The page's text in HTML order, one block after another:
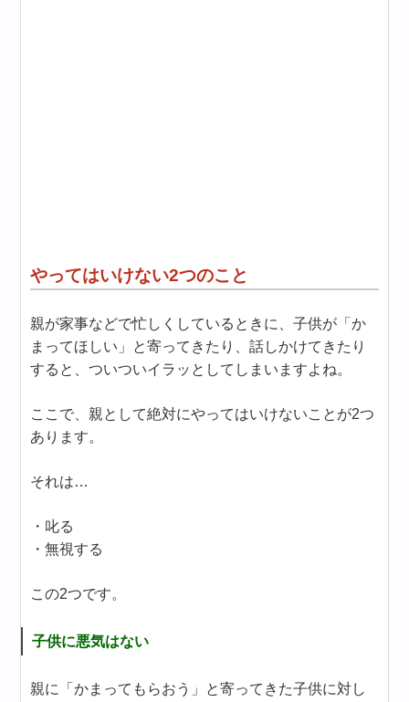
やってはいけない2つのこと
親が家事などで忙しくしているときに、子供が「か
まってほしい」と寄ってきたり、話しかけてきたり
すると、ついついイラッとしてしまいますよね。
ここで、親として絶対にやってはいけないことが2つ
あります。
それは…
・叱る
・無視する
この2つです。
子供に悪気はない
親に「かまってもらおう」と寄ってきた子供に対し